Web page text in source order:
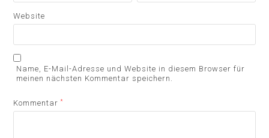
Website
Name, E-Mail-Adresse und Website in diesem Browser für
meinen nächsten Kommentar speichern.
Kommentar*